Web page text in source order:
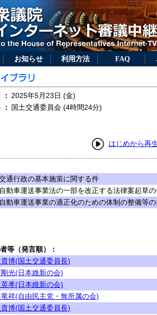
お知らせ 利用方法 FAQ
： 2025年5月23日 (金)
： 国土交通委員会 (4時間24分)
はじめから再
通行政の基本施策に関する件
動車運送事業法の一部を改正する法律案起草
動車運送事業の適正化のための体制の整備等
等（発言順）：
博(国土交通委員長)
光(日本維新の会)
孝(日本維新の会)
祥(自由民主党・無所属の会)
博(国土交通委員長)